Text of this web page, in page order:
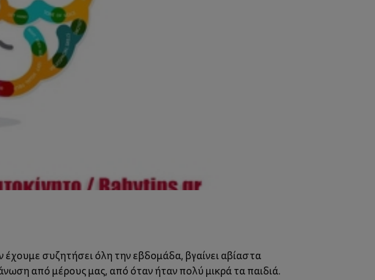
έχουμε συζητήσει όλη την εβδομάδα, βγαίνει αβίαστα
από μέρους μας, από όταν ήταν πολύ μικρά τα παιδιά.